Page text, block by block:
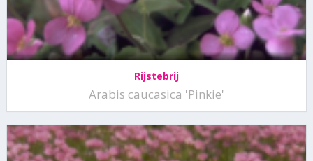
Rijstebrij
Arabis caucasica 'Pinkie'